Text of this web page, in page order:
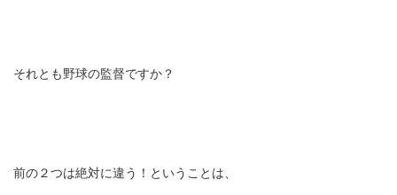
それとも野球の監督ですか？
前の２つは絶対に違う！ということは、